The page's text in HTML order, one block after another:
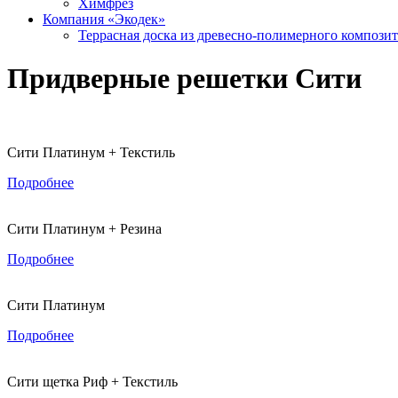
Химфрез
Компания «Экодек»
Террасная доска из древесно-полимерного
Придверные решетки Сити
Сити Платинум + Текстиль
Подробнее
Сити Платинум + Резина
Подробнее
Сити Платинум
Подробнее
Сити щетка Риф + Текстиль